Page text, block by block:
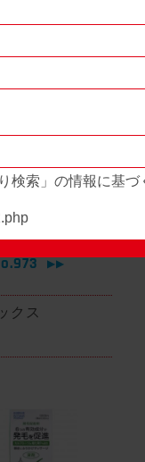
ン用刃棒
▶▶
クス
検索」の情報に基づ